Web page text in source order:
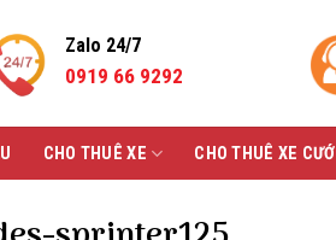
Zalo 24/7
0919 66 9292
CHO THUÊ XE CHO THUÊ XE CƯỚI